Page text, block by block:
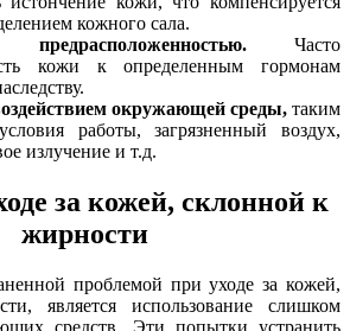
кожного сала.
предрасположенностью. Часто
кожи к определенным гормонам
окружающей среды, таким
работы, загрязненный воздух,
излучение и т.д.
за кожей, склонной к
жирности
проблемой при уходе за кожей,
является использование слишком
средств. Эти попытки устранить